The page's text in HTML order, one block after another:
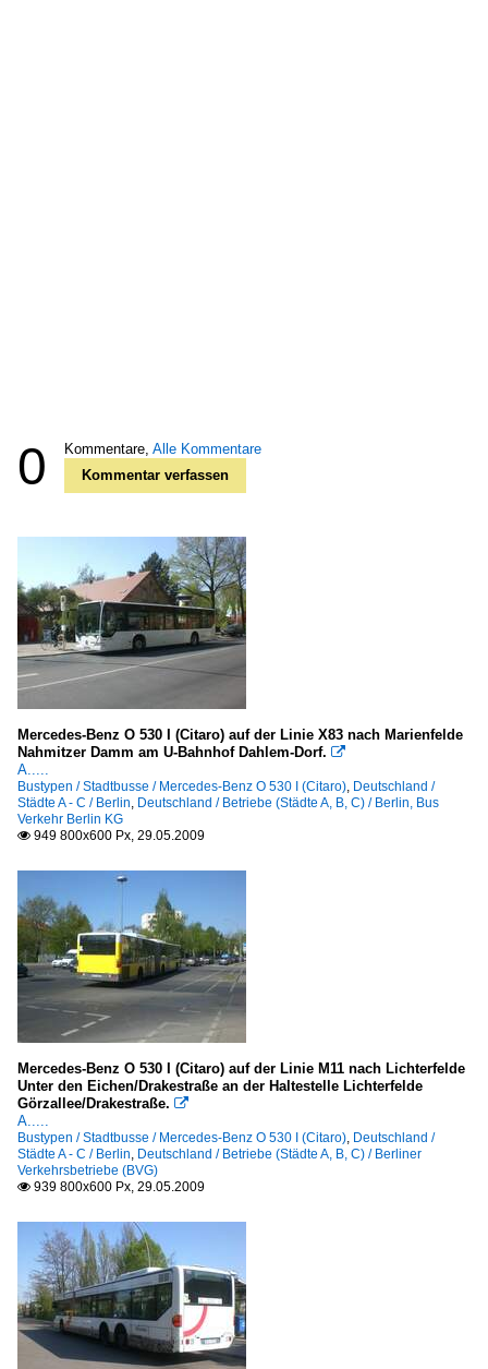
0 Kommentare, Alle Kommentare
Kommentar verfassen
Mercedes-Benz O 530 I (Citaro) auf der Linie X83 nach Marienfelde
Nahmitzer Damm am U-Bahnhof Dahlem-Dorf. 
A.....
Bustypen / Stadtbusse / Mercedes-Benz O 530 I (Citaro), Deutschland /
Städte A - C / Berlin, Deutschland / Betriebe (Städte A, B, C) / Berlin, Bus
Verkehr Berlin KG
 949 800x600 Px, 29.05.2009
Mercedes-Benz O 530 I (Citaro) auf der Linie M11 nach Lichterfelde
Unter den Eichen/Drakestraße an der Haltestelle Lichterfelde
Görzallee/Drakestraße. 
A.....
Bustypen / Stadtbusse / Mercedes-Benz O 530 I (Citaro), Deutschland /
Städte A - C / Berlin, Deutschland / Betriebe (Städte A, B, C) / Berliner
Verkehrsbetriebe (BVG)
 939 800x600 Px, 29.05.2009